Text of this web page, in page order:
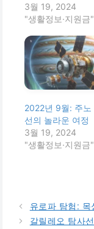
3월 19, 2024
"생활정보·지원금
2022년 9월: 주노
선의 놀라운 여정
3월 19, 2024
"생활정보·지원금
유로파 탐험:
갈릴레오 탐사